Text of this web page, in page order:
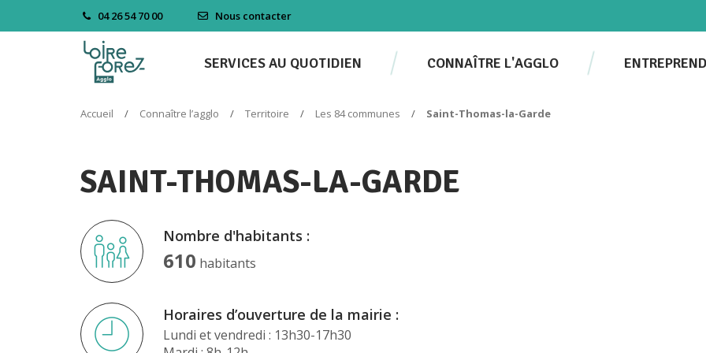
04 26 54 70 00 Nous contacter
SERVICES AU QUOTIDIEN CONNAÎTRE L'AGGLO
Accueil Connaître l’agglo Territoire Les 84 communes Saint-Thomas-la-Garde
SAINT-THOMAS-LA-GARDE
Nombre d'habitants :
610 habitants
Horaires d’ouverture de la mairie :
Lundi et vendredi : 13h30-17h30